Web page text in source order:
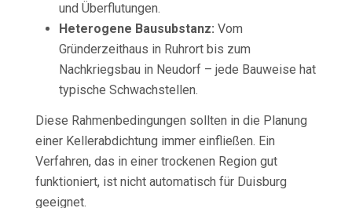
und Überflutungen.
Heterogene Bausubstanz: Vom
Gründerzeithaus in Ruhrort bis zum
Nachkriegsbau in Neudorf – jede Bauweise hat
typische Schwachstellen.
Diese Rahmenbedingungen sollten in die Planung
einer Kellerabdichtung immer einfließen. Ein
Verfahren, das in einer trockenen Region gut
funktioniert, ist nicht automatisch für Duisburg
geeignet.